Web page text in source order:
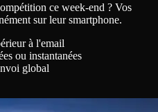
ce week-end ? Vos
sur leur smartphone.
à l'email
ou instantanées
global